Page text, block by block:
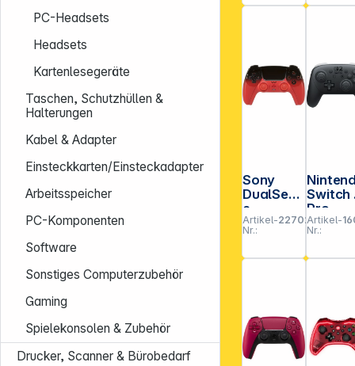
PC-Headsets
Headsets
Kartenlesegeräte
Taschen, Schutzhüllen &
Halterungen
Kabel & Adapter
Einsteckkarten/Einsteckadapter
Arbeitsspeicher
PC-Komponenten
Software
Sonstiges Computerzubehör
Gaming
Spielekonsolen & Zubehör
Drucker, Scanner & Bürobedarf
Sony
DualSens
e
Wireless
Controlle
r PS5
Techno
Artikel-
Nr.:
227021
Switch
Pro
r
Artikel-
Nr.: